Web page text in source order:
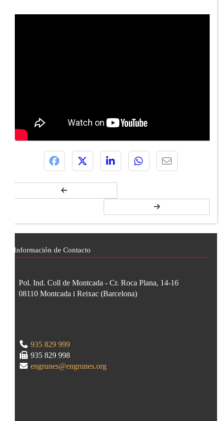
Información de Contacto
Pol. Ind. Coll de Montcada - Cr. Roca Plana, 14-16
08110 Montcada i Reixac (Barcelona)
935 829 999
935 829 998
engrunes@engrunes.org